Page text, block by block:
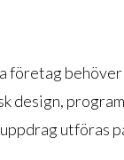
företag
design,
utföras